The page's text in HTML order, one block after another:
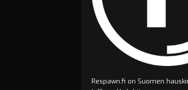
Respawn.fi on Suomen